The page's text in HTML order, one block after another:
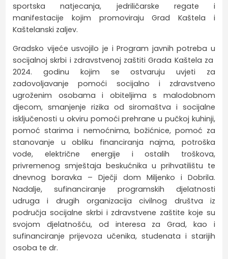
sportska natjecanja, jedriličarske regate i
manifestacije kojim promoviraju Grad Kaštela i
Kaštelanski zaljev.
Gradsko vijeće usvojilo je i Program javnih potreba u
socijalnoj skrbi i zdravstvenoj zaštiti Grada Kaštela za
2024. godinu kojim se ostvaruju uvjeti za
zadovoljavanje pomoći socijalno i zdravstveno
ugroženim osobama i obiteljima s malodobnom
djecom, smanjenje rizika od siromaštva i socijalne
isključenosti u okviru pomoći prehrane u pučkoj kuhinji,
pomoć starima i nemoćnima, božićnice, pomoć za
stanovanje u obliku financiranja najma, potroška
vode, električne energije i ostalih troškova,
privremenog smještaja beskućnika u prihvatilištu te
dnevnog boravka – Dječji dom Miljenko i Dobrila.
Nadalje, sufinanciranje programskih djelatnosti
udruga i drugih organizacija civilnog društva iz
područja socijalne skrbi i zdravstvene zaštite koje su
svojom djelatnošću, od interesa za Grad, kao i
sufinanciranje prijevoza učenika, studenata i starijih
osoba te dr.